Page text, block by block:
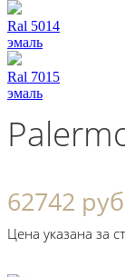
Ral 5014
эмаль
Ral 7015
эмаль
62742
Цена указана за